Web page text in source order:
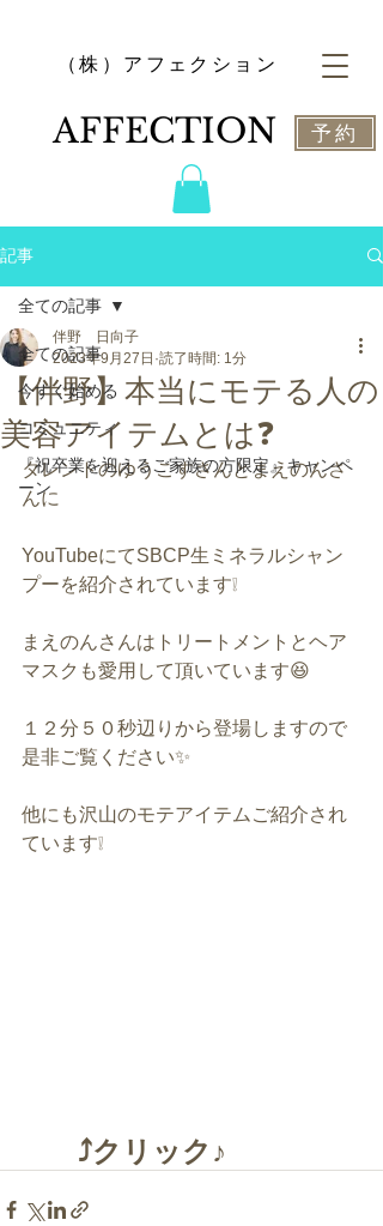
​（株）アフェクション
​AFFECTION 予約
記事
全ての記事
今すぐ始める
コミュニティ
『祝卒業を迎えるご家族の方限定』キャンペ
ーン
全ての記事
【伴野】本当にモテる人の
美容アイテムとは❓
伴野 日向子
2023年9月27日 読了時間: 1分
タレントのゆうこすさんとまえのんさ
んに
YouTubeにてSBCP生ミネラルシャン
プーを紹介されています❕
まえのんさんはトリートメントとヘア
マスクも愛用して頂いています😆
１２分５０秒辺りから登場しますので
是非ご覧ください✨
他にも沢山のモテアイテムご紹介され
ています❕
⤴クリック♪